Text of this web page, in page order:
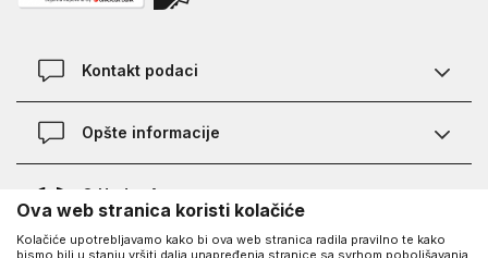
Kontakt podaci
Kontakt
Opšte informacije
Provjera statusa porudžbine
Najčešća pitanja
O Under Armour-u
O nama - priča o UA
Ova web stranica koristi kolačiće
Kolačiće upotrebljavamo kako bi ova web stranica radila pravilno te kako
bismo bili u stanju vršiti dalja unapređenja stranice sa svrhom poboljšavanja